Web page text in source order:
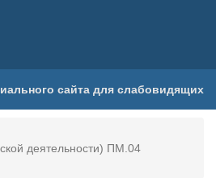
сайта для слабовидящих
деятельности) ПМ.04